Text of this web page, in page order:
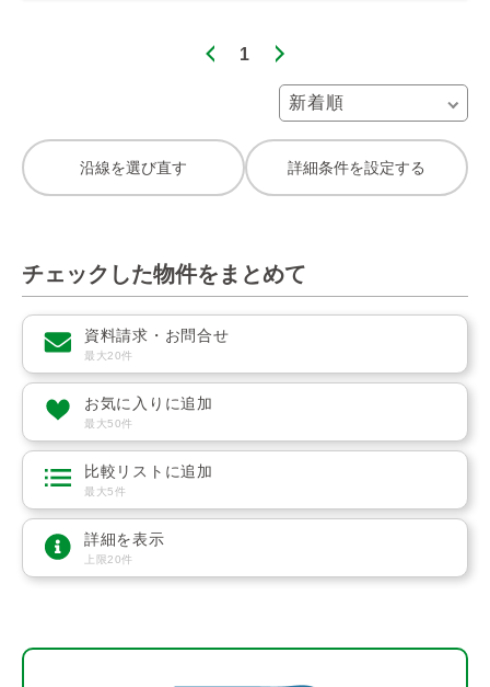
1
沿線を選び直す 詳細条件を設定する
チェックした物件をまとめて
資料請求・お問合せ
最大20件
お気に入りに追加
最大50件
比較リストに追加
最大5件
詳細を表示
上限20件